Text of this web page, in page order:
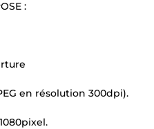
:
en résolution 300dpi).